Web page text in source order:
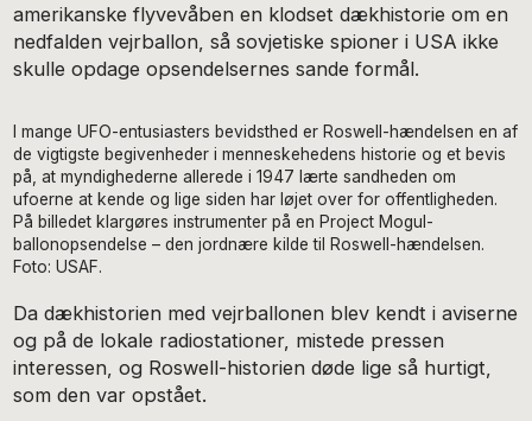
amerikanske flyvevåben en klodset dækhistorie om en
nedfalden vejrballon, så sovjetiske spioner i USA ikke
skulle opdage opsendelsernes sande formål.
I mange UFO-entusiasters bevidsthed er Roswell-hændelsen en af
de vigtigste begivenheder i menneskehedens historie og et bevis
på, at myndighederne allerede i 1947 lærte sandheden om
ufoerne at kende og lige siden har løjet over for offentligheden.
På billedet klargøres instrumenter på en Project Mogul-
ballonopsendelse – den jordnære kilde til Roswell-hændelsen.
Foto: USAF.
Da dækhistorien med vejrballonen blev kendt i aviserne
og på de lokale radiostationer, mistede pressen
interessen, og Roswell-historien døde lige så hurtigt,
som den var opstået.